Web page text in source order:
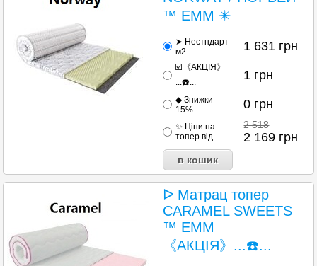
™ ЕММ ✴️
➤ Нестндарт
м2
1 631 грн
☑️《АКЦІЯ》
...☎️...
1 грн
◆ Знижки —
15%
0 грн
✨ Ціни на
топер від
2 518
2 169 грн
ᐅ Матрац топер
CARAMEL SWEETS
™ EMM
《АКЦІЯ》...☎️...